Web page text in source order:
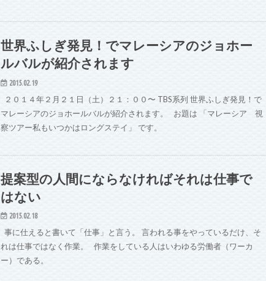
世界ふしぎ発見！でマレーシアのジョホー
ルバルが紹介されます
2015.02.19
２０１４年２月２１日（土）２１：００〜 TBS系列 世界ふしぎ発見！で
マレーシアのジョホールバルが紹介されます。 お題は 「マレーシア 視
察ツアー私もいつかはロングステイ」 です。
提案型の人間にならなければそれは仕事で
はない
2015.02.18
事に仕えると書いて「仕事」と言う。 言われる事をやっているだけ、そ
れは仕事ではなく作業。 作業をしている人はいわゆる労働者（ワーカ
ー）である。